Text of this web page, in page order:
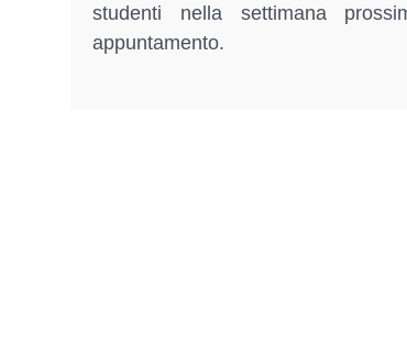
studenti nella settimana
appuntamento.